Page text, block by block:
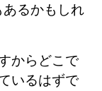
るかもしれ
からどこで
いるはずで